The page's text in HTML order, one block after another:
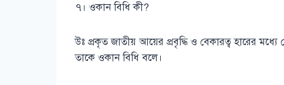
৭। ওকান বিধি কী?
উঃ প্রকৃত জাতীয় আয়ের প্রবৃদ্ধি ও বেকারত্ব হারের
তাকে ওকান বিধি বলে।